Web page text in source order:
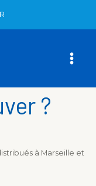
?
à Marseille et